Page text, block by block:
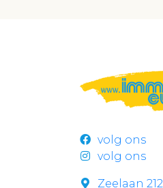
volg ons
volg ons
Zeelaan 212